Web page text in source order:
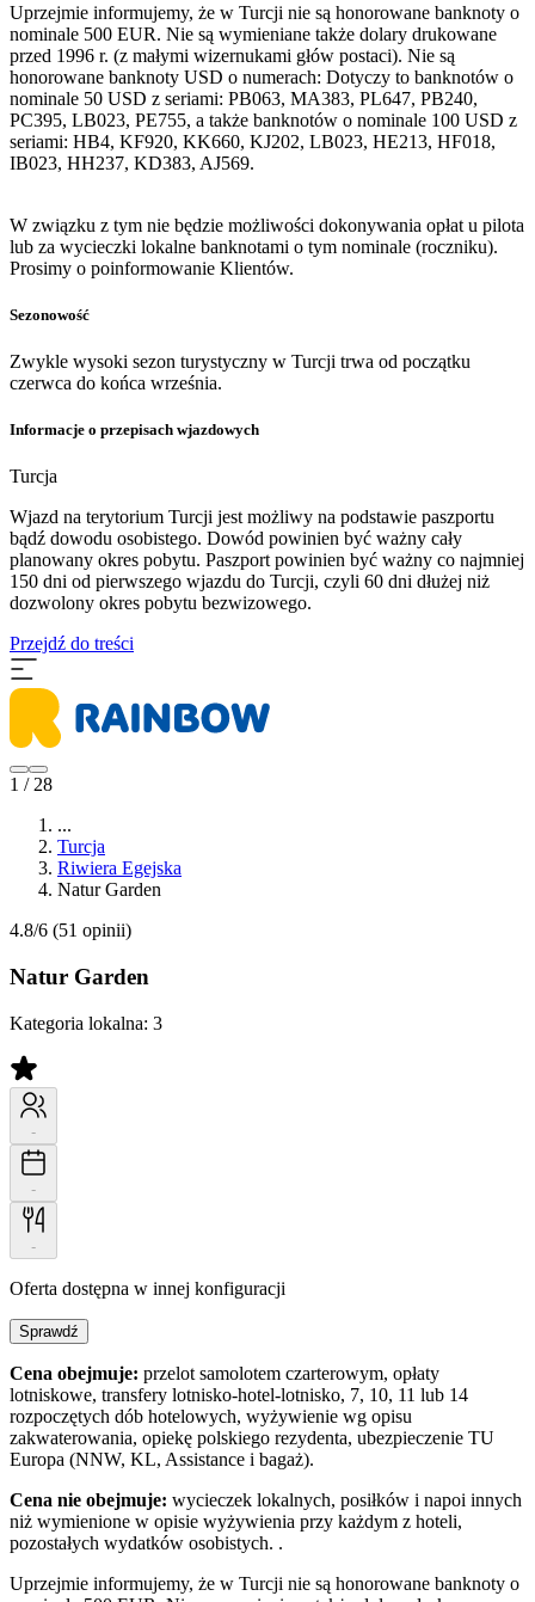
Uprzejmie informujemy, że w Turcji nie są honorowane banknoty o
nominale 500 EUR. Nie są wymieniane także dolary drukowane
przed 1996 r. (z małymi wizernukami głów postaci). Nie są
honorowane banknoty USD o numerach: Dotyczy to banknotów o
nominale 50 USD z seriami: PB063, MA383, PL647, PB240,
PC395, LB023, PE755, a także banknotów o nominale 100 USD z
seriami: HB4, KF920, KK660, KJ202, LB023, HE213, HF018,
IB023, HH237, KD383, AJ569.
W związku z tym nie będzie możliwości dokonywania opłat u pilota
lub za wycieczki lokalne banknotami o tym nominale (roczniku).
Prosimy o poinformowanie Klientów.
Sezonowość
Zwykle wysoki sezon turystyczny w Turcji trwa od początku
czerwca do końca września.
Informacje o przepisach wjazdowych
Turcja
Wjazd na terytorium Turcji jest możliwy na podstawie paszportu
bądź dowodu osobistego. Dowód powinien być ważny cały
planowany okres pobytu. Paszport powinien być ważny co najmniej
150 dni od pierwszego wjazdu do Turcji, czyli 60 dni dłużej niż
dozwolony okres pobytu bezwizowego.
Przejdź do treści
1 / 28
...
Turcja
Riwiera Egejska
Natur Garden
4.8/6 (51 opinii)
Natur Garden
Kategoria lokalna: 3
-
-
-
Oferta dostępna w innej konfiguracji
Sprawdź
Cena obejmuje: przelot samolotem czarterowym, opłaty
lotniskowe, transfery lotnisko-hotel-lotnisko, 7, 10, 11 lub 14
rozpoczętych dób hotelowych, wyżywienie wg opisu
zakwaterowania, opiekę polskiego rezydenta, ubezpieczenie TU
Europa (NNW, KL, Assistance i bagaż).
Cena nie obejmuje: wycieczek lokalnych, posiłków i napoi innych
niż wymienione w opisie wyżywienia przy każdym z hoteli,
pozostałych wydatków osobistych. .
Uprzejmie informujemy, że w Turcji nie są honorowane banknoty o